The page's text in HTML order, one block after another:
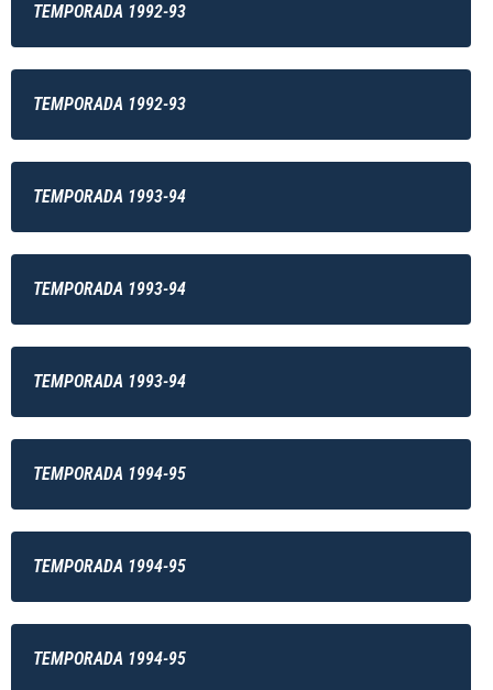
TEMPORADA 1992-93
TEMPORADA 1992-93
TEMPORADA 1993-94
TEMPORADA 1993-94
TEMPORADA 1993-94
TEMPORADA 1994-95
TEMPORADA 1994-95
TEMPORADA 1994-95